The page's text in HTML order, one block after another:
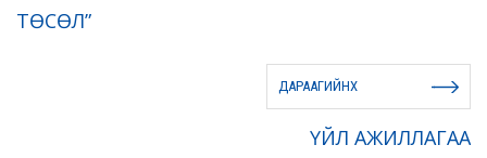
ТӨСӨЛ”
ДАРААГИЙНХ
ҮЙЛ АЖИЛЛАГАА